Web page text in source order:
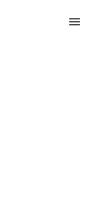
Toggle